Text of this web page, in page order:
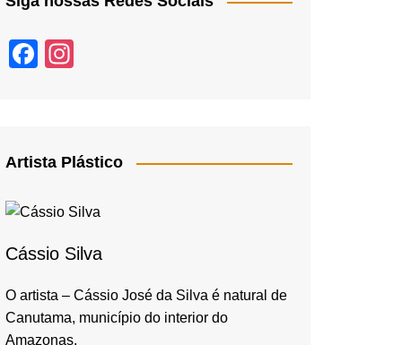
F
b
o
k
a
Artista Plástico
Cássio Silva
O artista – Cássio José da Silva é natural de
Canutama, município do interior do
Amazonas,